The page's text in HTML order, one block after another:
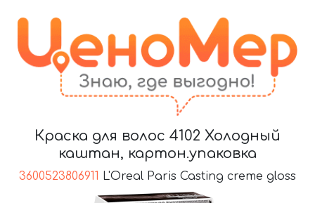
Краска для волос 4102 Холодный
каштан, картон.упаковка
3600523806911 L'Oreal Paris Casting creme gloss